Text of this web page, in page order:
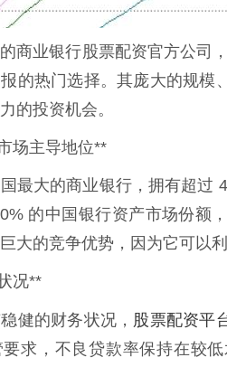
商业银行股票配资官方公司
的热门选择。其庞大的规模
的投资机会。
场主导地位**
最大的商业银行，拥有超过
的中国银行资产市场份额
大的竞争优势，因为它可以
况**
健的财务状况， 股票配资平
求，不良贷款率保持在较